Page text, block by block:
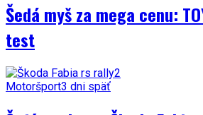
Šedá myš za mega cenu:
test
Motoršport3 dni späť